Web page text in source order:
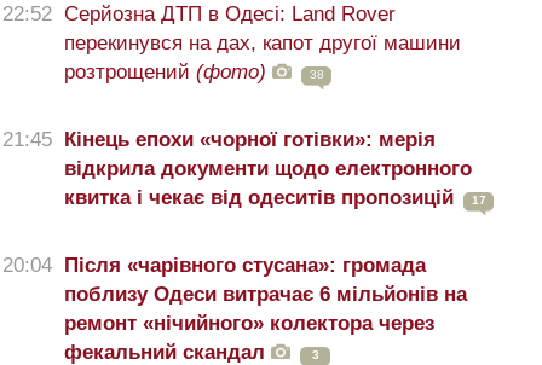
22:52 Серйозна ДТП в Одесі: Land Rover
перекинувся на дах, капот другої машини
розтрощений (фото) 38
21:45
Кінець епохи «чорної готівки»: мерія
відкрила документи щодо електронного
квитка і чекає від одеситів пропозицій
17
20:04
Після «чарівного стусана»: громада
поблизу Одеси витрачає 6 мільйонів на
ремонт «нічийного» колектора через
фекальний скандал
3